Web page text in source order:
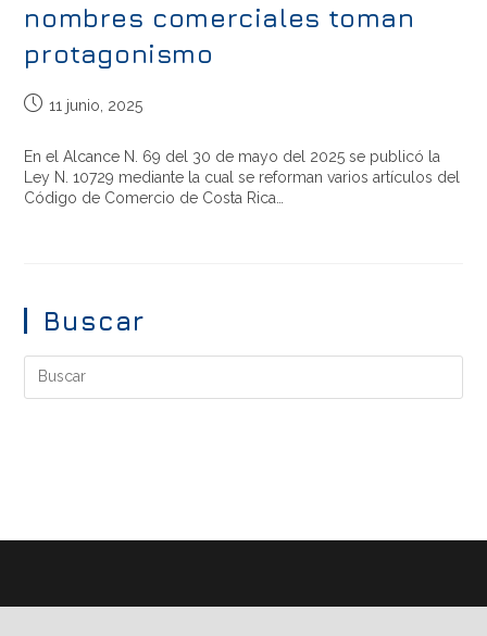
nombres comerciales toman
protagonismo
11 junio, 2025
En el Alcance N. 69 del 30 de mayo del 2025 se publicó la
Ley N. 10729 mediante la cual se reforman varios artículos del
Código de Comercio de Costa Rica…
Buscar